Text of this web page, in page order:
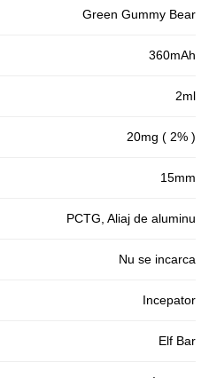
Green Gummy Bear
360mAh
2ml
20mg ( 2% )
15mm
PCTG, Aliaj de aluminu
Nu se incarca
Incepator
Elf Bar